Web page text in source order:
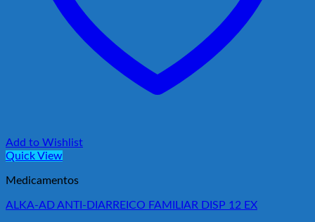
Add to Wishlist
Quick View
Medicamentos
ALKA-AD ANTI-DIARREICO FAMILIAR DISP 12 EX